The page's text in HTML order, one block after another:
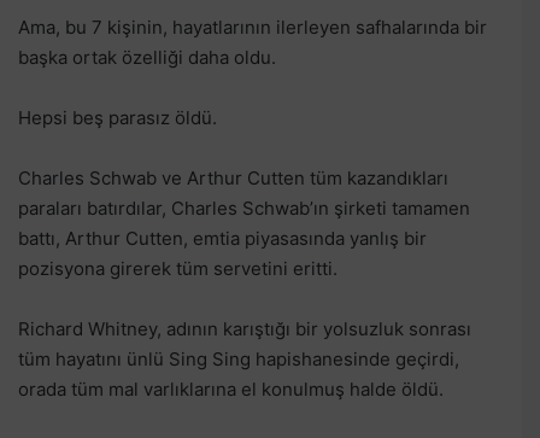
Ama, bu 7 kişinin, hayatlarının ilerleyen safhalarında bir
başka ortak özelliği daha oldu.
Hepsi beş parasız öldü.
Charles Schwab ve Arthur Cutten tüm kazandıkları
paraları batırdılar, Charles Schwab’ın şirketi tamamen
battı, Arthur Cutten, emtia piyasasında yanlış bir
pozisyona girerek tüm servetini eritti.
Richard Whitney, adının karıştığı bir yolsuzluk sonrası
tüm hayatını ünlü Sing Sing hapishanesinde geçirdi,
orada tüm mal varlıklarına el konulmuş halde öldü.